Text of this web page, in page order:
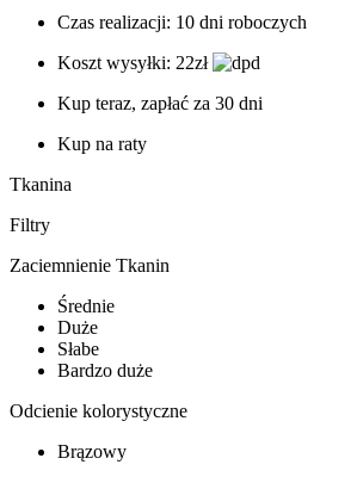
Czas realizacji: 10 dni roboczych
Koszt wysyłki: 22zł
Kup teraz, zapłać za 30 dni
Kup na raty
Tkanina
Filtry
Zaciemnienie Tkanin
Średnie
Duże
Słabe
Bardzo duże
Odcienie kolorystyczne
Brązowy